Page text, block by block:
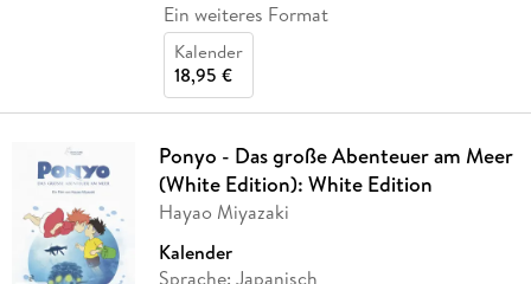
Ein weiteres Format
Kalender
18,95 €
Ponyo - Das große Abenteuer am Meer
(White Edition): White Edition
Hayao Miyazaki
Kalender
Sprache: Japanisch